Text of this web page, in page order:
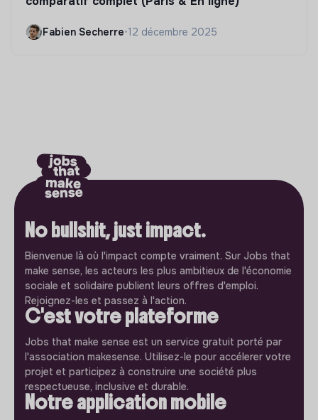
Fabien Secherre•12 décembre 2025
No bullshit, just impact.
Bienvenue là où l'impact compte vraiment. Sur Jobs that
make sense, les acteurs les plus ambitieux de l'économie
sociale et solidaire publient leurs offres d'emploi.
Rejoignez-les et passez à l'action.
C'est votre plateforme
Jobs that make sense est un service gratuit porté par
l'association makesense. Utilisez-le pour accélerer votre
projet et participez à construire une société plus
respectueuse, inclusive et durable.
Notre application mobile